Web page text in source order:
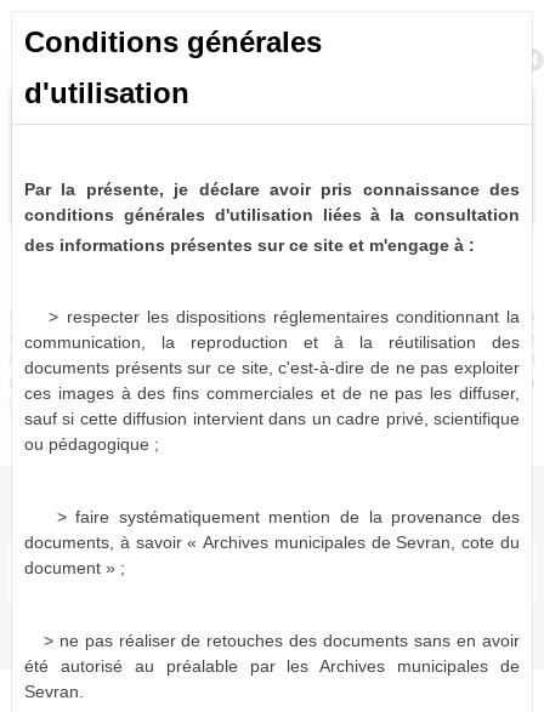
Bulletins et journaux municipaux de Sevran
Sources historiques précieuses, les bulletins et journaux municipaux de Sevran
sont désormais partiellement disponibles à la consultation virtuelle. Pour le
moment, seules les périodes 1963-1975, 1986-1987 et 1996-2001 sont
actuellement numérisées et consultables en ligne, le reste devant être mis à
disposition dans les mois qui viennent.
Bulletins et journaux municipaux de Sevran
Conditions générales
d'utilisation
Par la présente, je déclare avoir pris connaissance des
conditions générales d'utilisation liées à la consultation
des informations présentes sur ce site et m'engage à :
> respecter les dispositions réglementaires conditionnant la
communication, la reproduction et à la réutilisation des
documents présents sur ce site, c'est-à-dire de ne pas exploiter
ces images à des fins commerciales et de ne pas les diffuser,
sauf si cette diffusion intervient dans un cadre privé, scientifique
ou pédagogique ;
> faire systématiquement mention de la provenance des
documents, à savoir « Archives municipales de Sevran, cote du
document » ;
> ne pas réaliser de retouches des documents sans en avoir
été autorisé au préalable par les Archives municipales de
Sevran.